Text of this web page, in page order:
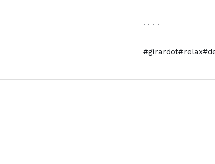
. . . .
#girardot#relax